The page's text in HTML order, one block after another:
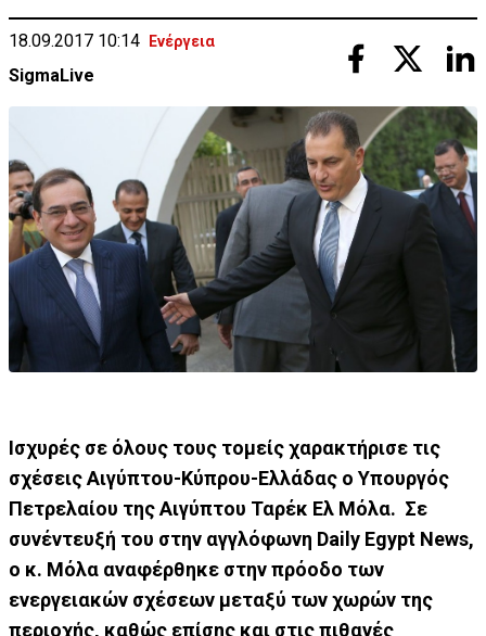
18.09.2017 10:14 Ενέργεια
SigmaLive
Ισχυρές σε όλους τους τομείς χαρακτήρισε τις
σχέσεις Αιγύπτου-Κύπρου-Ελλάδας ο Υπουργός
Πετρελαίου της Αιγύπτου Ταρέκ Ελ Μόλα. Σε
συνέντευξή του στην αγγλόφωνη Daily Egypt News,
ο κ. Μόλα αναφέρθηκε στην πρόοδο των
ενεργειακών σχέσεων μεταξύ των χωρών της
περιοχής, καθώς επίσης και στις πιθανές